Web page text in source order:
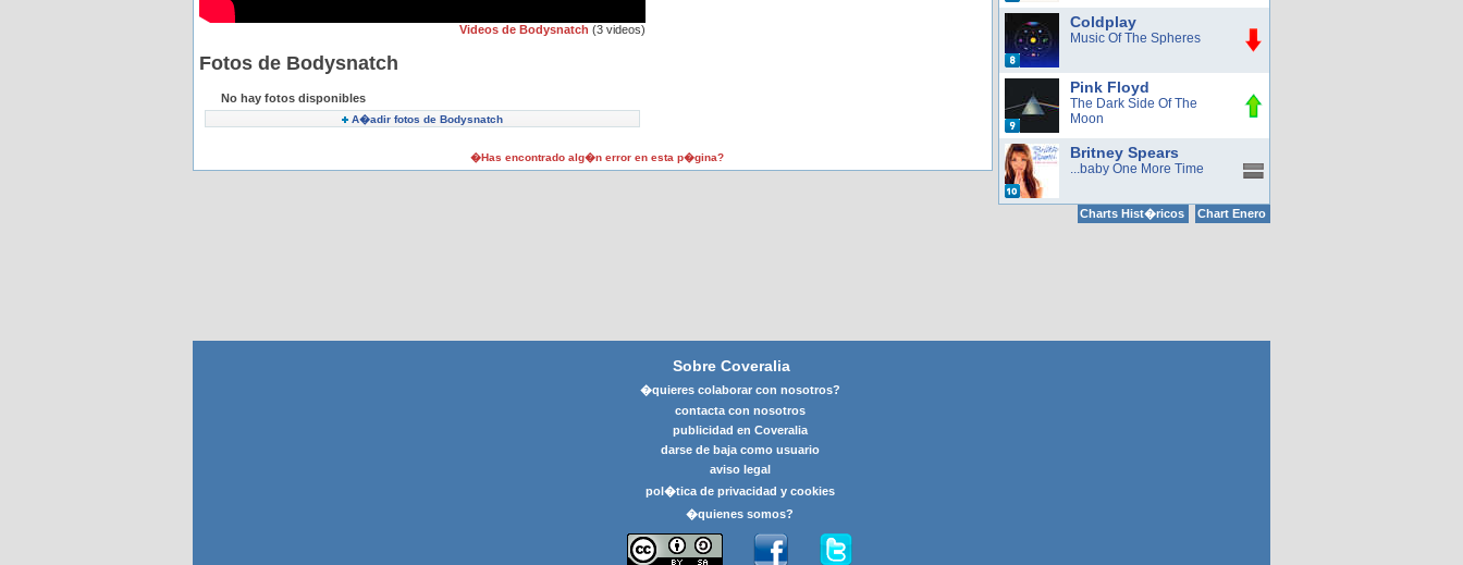
Videos de Bodysnatch (3 videos)
Fotos de Bodysnatch
No hay fotos disponibles
A�adir fotos de Bodysnatch
�Has encontrado alg�n error en esta p�gina?
Coldplay
Music Of The Spheres
Pink Floyd
The Dark Side Of The
Moon
Britney Spears
...baby One More Time
Charts Hist�ricos Chart Enero
Sobre Coveralia
�quieres colaborar con nosotros?
contacta con nosotros
publicidad en Coveralia
darse de baja como usuario
aviso legal
pol�tica de privacidad y cookies
�quienes somos?